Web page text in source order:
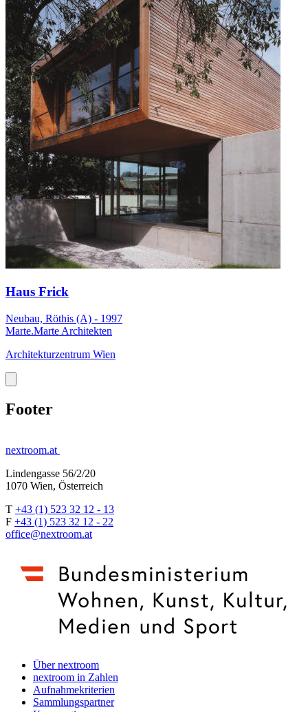
Haus Frick
Neubau, Röthis (A) - 1997
Marte.Marte Architekten
Architekturzentrum Wien
Footer
nextroom.at
Lindengasse 56/2/20
1070 Wien, Österreich
T +43 (1) 523 32 12 - 13
F +43 (1) 523 32 12 - 22
office@nextroom.at
Über nextroom
nextroom in Zahlen
Aufnahmekriterien
Sammlungspartner